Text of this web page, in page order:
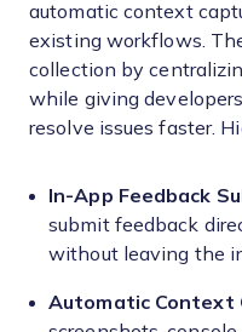
automatic context
existing workflows.
collection by
while giving
resolve issues faster.
In-App Feedback
submit feedback
without leaving the
Automatic Context